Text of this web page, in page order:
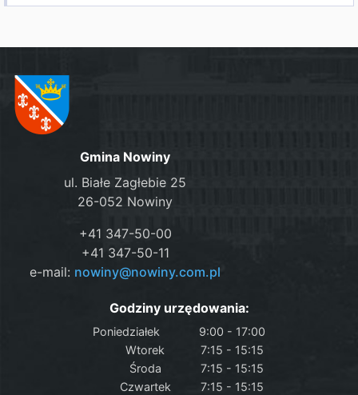
Gmina Nowiny
ul. Białe Zagłebie 25
26-052 Nowiny
+41 347-50-00
+41 347-50-11
e-mail: nowiny@nowiny.com.pl
Godziny urzędowania:
Poniedziałek
9:00 - 17:00
Wtorek
7:15 - 15:15
Środa
7:15 - 15:15
Czwartek
7:15 - 15:15